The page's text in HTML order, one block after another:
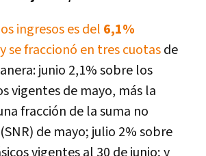
ingresos es del 6,1%
y se fraccionó en tres cuotasde
junio 2,1% sobre los
vigentes de mayo, más la
fracción de la suma no
de mayo; julio 2% sobre